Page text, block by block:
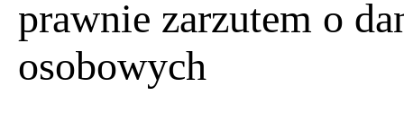
prawnie zarzutem o
osobowych